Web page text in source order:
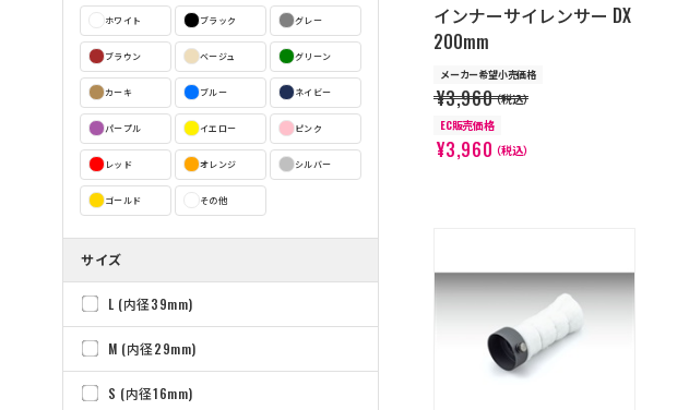
ホワイト ブラック グレー
ブラウン ベージュ グリーン
カーキ ブルー ネイビー
パープル イエロー ピンク
レッド オレンジ シルバー
ゴールド その他
サイズ
L (内径39mm)
M (内径29mm)
S (内径16mm)
インナーサイレンサー DX
200mm
メーカー希望小売価格
¥3,960（税込）
EC販売価格
¥3,960（税込）